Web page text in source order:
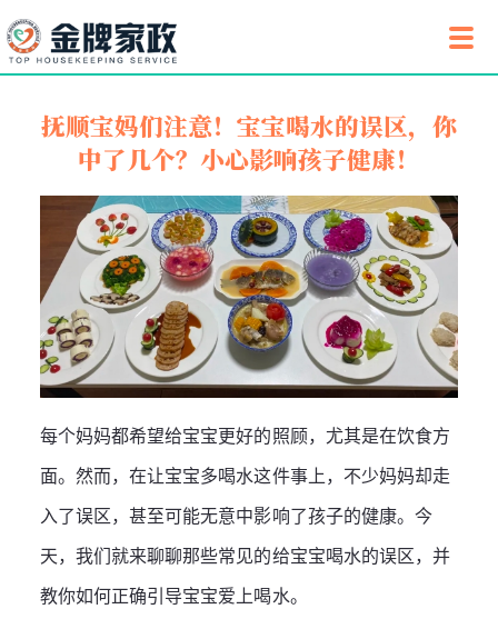
抚顺宝妈们注意！宝宝喝水的误区，你
中了几个？小心影响孩子健康！
每个妈妈都希望给宝宝更好的照顾，尤其是在饮食方
面。然而，在让宝宝多喝水这件事上，不少妈妈却走
入了误区，甚至可能无意中影响了孩子的健康。今
天，我们就来聊聊那些常见的给宝宝喝水的误区，并
教你如何正确引导宝宝爱上喝水。